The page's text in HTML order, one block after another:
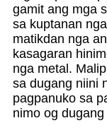
gamit ang mga
sa kuptanan
matikdan nga
kasagaran
nga metal.
sa dugang niini
pagpanuko sa
nimo og